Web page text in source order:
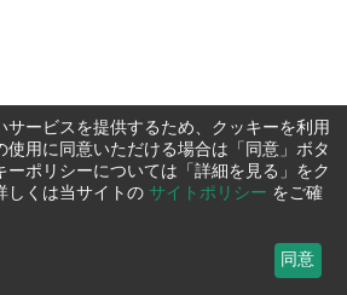
サービスを提供するため、クッキーを利用
使用に同意いただける場合は「同意」ボタ
ーポリシーについては「詳細を見る」をク
しくは当サイトの サイトポリシー をご確
同意